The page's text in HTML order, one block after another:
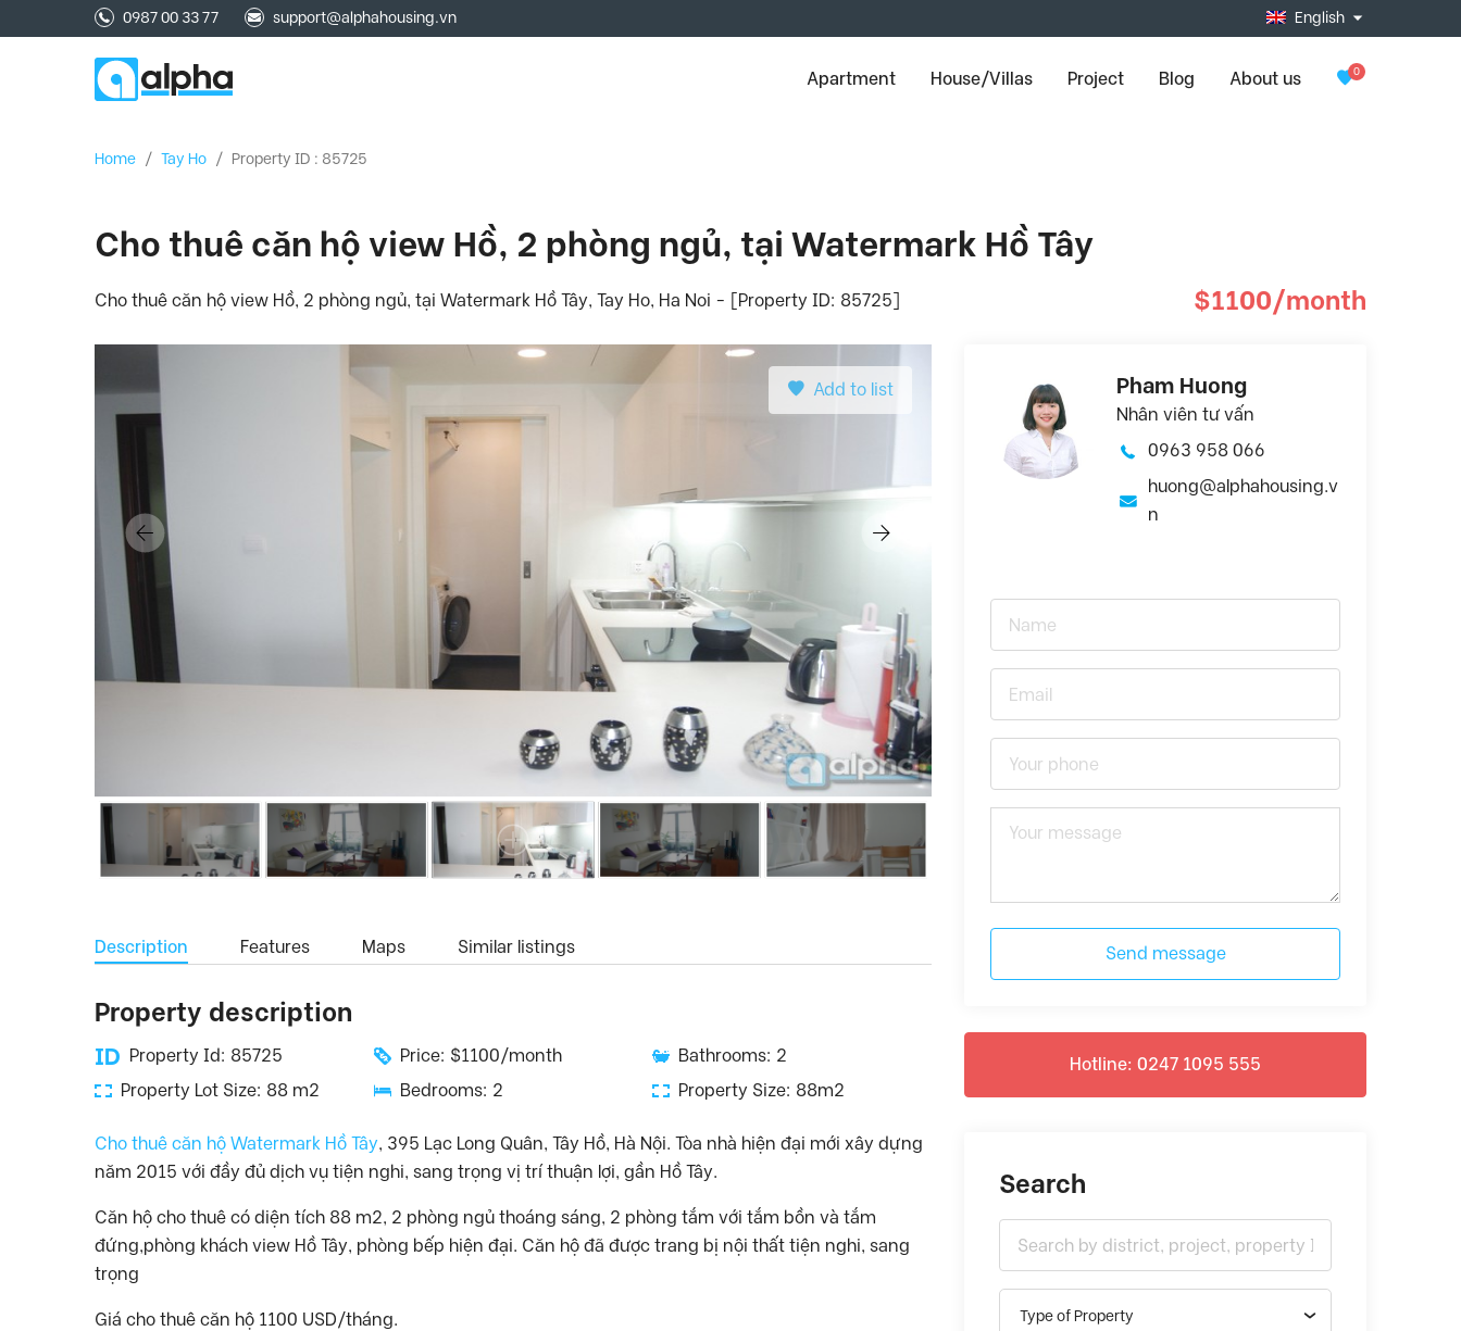
0987 00 33 77 support@alphahousing.vn English
Apartment House/Villas Project Blog About us 0
Home / Tay Ho / Property ID : 85725
Cho thuê căn hộ view Hồ, 2 phòng ngủ, tại Watermark Hồ Tây
Cho thuê căn hộ view Hồ, 2 phòng ngủ, tại Watermark Hồ Tây, Tay Ho, Ha Noi - [Property ID: 85725] $1100/month
Add to list
Description Features Maps Similar listings
Property description
Property Id: 85725 Price: $1100/month
Bathrooms: 2
Property Lot Size: 88 m2
Bedrooms: 2 Property Size: 88m2
Cho thuê căn hộ Watermark Hồ Tây, 395 Lạc Long Quân, Tây Hồ, Hà Nội. Tòa nhà hiện đại mới xây dựng
năm 2015 với đầy đủ dịch vụ tiện nghi, sang trọng vị trí thuận lợi, gần Hồ Tây.
Căn hộ cho thuê có diện tích 88 m2, 2 phòng ngủ thoáng sáng, 2 phòng tắm với tắm bồn và tắm
đứng,phòng khách view Hồ Tây, phòng bếp hiện đại. Căn hộ đã được trang bị nội thất tiện nghi, sang
trọng
Giá cho thuê căn hộ 1100 USD/tháng.
Pham Huong
Nhân viên tư vấn
0963 958 066
huong@alphahousing.v
n
Send message
Hotline: 0247 1095 555
Search
Type of Property